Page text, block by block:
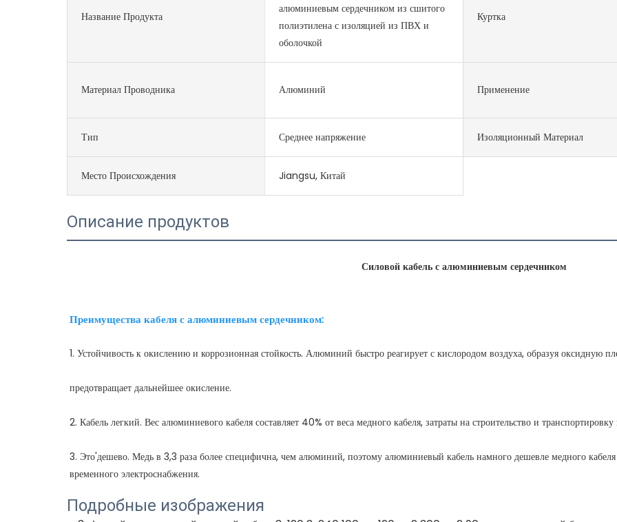
Название Продукта
алюминиевым сердечником из сшитого
полиэтилена с изоляцией из ПВХ и
оболочкой
Куртка
Материал Проводника Алюминий Применение
Тип Среднее напряжение Изоляционный Материал
Место Происхождения Jiangsu, Китай
Описание продуктов
3. Это'дешево. Медь в 3,3 раза более специфична, чем алюминий, поэтому алюминиевый кабель намного дешевле медного
Подробные изображения